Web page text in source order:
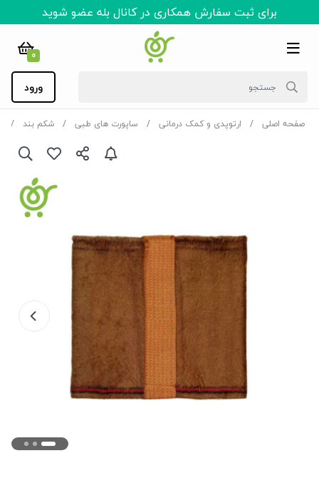
برای ثبت سفارش همکاری در کانال بله عضو شوید
0
ورود
صفحه اصلی ارتوپدی و کمک درمانی ساپورت های طبی شکم بند